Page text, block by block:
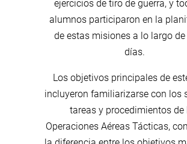
ejercicios de tiro de guerra, y
alumnos participaron en la
de estas misiones a lo largo
días.
Los objetivos principales de
incluyeron familiarizarse con los
tareas y procedimientos de
Operaciones Aéreas Tácticas,